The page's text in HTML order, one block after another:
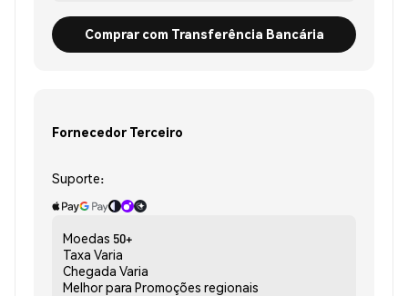
Comprar com Transferência Bancária
Fornecedor Terceiro
Suporte:
Moedas 50+
Taxa Varia
Chegada Varia
Melhor para Promoções regionais